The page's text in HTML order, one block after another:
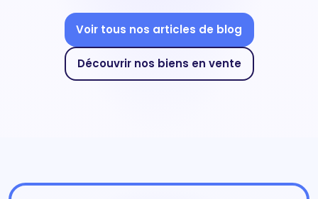
Voir tous nos articles de blog
Découvrir nos biens en vente